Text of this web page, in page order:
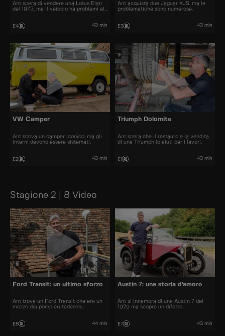
Ant spera di vendere una Lotus Elan
del 1973, ma il veicolo ha problemi al
E4 43 min
Ant acquista due Jaguar XJS, ma le
problematiche sono numerose.
E3 43 min
VW Camper
Ant scova un camper iconico, ma gli
interni devono essere sistemati.
E2 43 min
Triumph Dolomite
Ant spera che il restauro e la vendita
di una Triumph lo aiuti per i lavori.
E1 43 min
Stagione 2 | 8 Video
Ford Transit: un ultimo sforzo
Ant trova un Ford Transit che era un
mezzo dei pompieri tedeschi.
E8 44 min
Austin 7: una storia d'amore
Ant si innamora di una Austin 7 del
1929 ma scopre un difetto
E7 43 min